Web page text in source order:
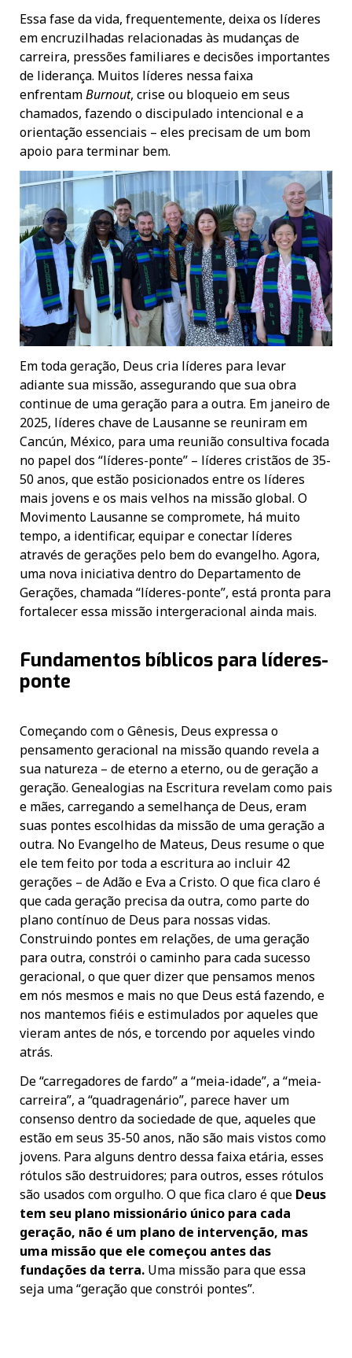
Essa fase da vida, frequentemente, deixa os líderes
em encruzilhadas relacionadas às mudanças de
carreira, pressões familiares e decisões importantes
de liderança. Muitos líderes nessa faixa
enfrentamBurnout, crise ou bloqueio em seus
chamados, fazendo o discipulado intencional e a
orientação essenciais – eles precisam de um bom
apoio para terminar bem.
Em toda geração, Deus cria líderes para levar
adiante sua missão, assegurando que sua obra
continue de uma geração para a outra. Em janeiro de
2025, líderes chave de Lausanne se reuniram em
Cancún, México, para uma reunião consultiva focada
no papel dos “líderes-ponte” – líderes cristãos de 35-
50 anos, que estão posicionados entre os líderes
mais jovens e os mais velhos na missão global. O
Movimento Lausanne se compromete, há muito
tempo, a identificar, equipar e conectar líderes
através de gerações pelo bem do evangelho. Agora,
uma nova iniciativa dentro do Departamento de
Gerações, chamada “líderes-ponte”, está pronta para
fortalecer essa missão intergeracional ainda mais.
Fundamentos bíblicos para líderes-
ponte
Começando com o Gênesis, Deus expressa o
pensamento geracional na missão quando revela a
sua natureza – de eterno a eterno, ou de geração a
geração. Genealogias na Escritura revelam como pais
e mães, carregando a semelhança de Deus, eram
suas pontes escolhidas da missão de uma geração a
outra. No Evangelho de Mateus, Deus resume o que
ele tem feito por toda a escritura ao incluir 42
gerações – de Adão e Eva a Cristo. O que fica claro é
que cada geração precisa da outra, como parte do
plano contínuo de Deus para nossas vidas.
Construindo pontes em relações, de uma geração
para outra, constrói o caminho para cada sucesso
geracional, o que quer dizer que pensamos menos
em nós mesmos e mais no que Deus está fazendo, e
nos mantemos fiéis e estimulados por aqueles que
vieram antes de nós, e torcendo por aqueles vindo
atrás.
De “carregadores de fardo” a “meia-idade”, a “meia-
carreira”, a “quadragenário”, parece haver um
consenso dentro da sociedade de que, aqueles que
estão em seus 35-50 anos, não são mais vistos como
jovens. Para alguns dentro dessa faixa etária, esses
rótulos são destruidores; para outros, esses rótulos
são usados com orgulho. O que fica claro é que Deus
tem seu plano missionário único para cada
geração, não é um plano de intervenção, mas
uma missão que ele começou antes das
fundações da terra. Uma missão para que essa
seja uma “geração que constrói pontes”.